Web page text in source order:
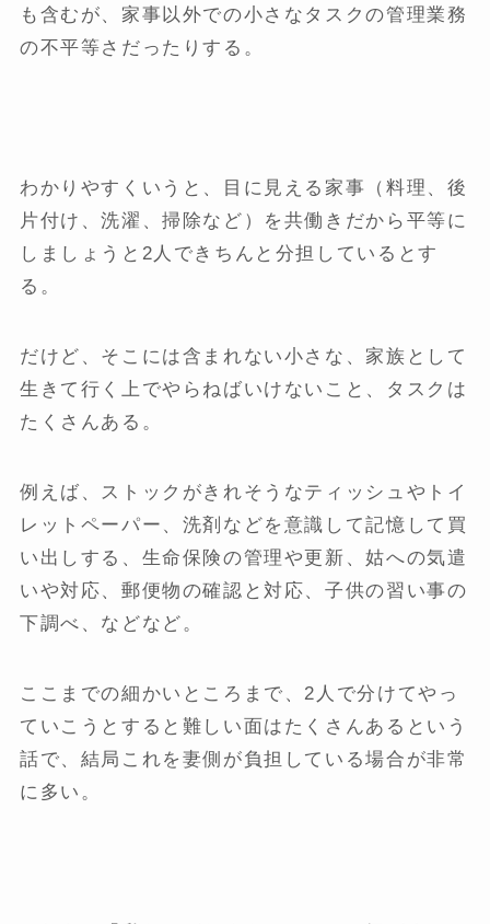
も含むが、家事以外での小さなタスクの管理業務
の不平等さだったりする。
わかりやすくいうと、目に見える家事（料理、後
片付け、洗濯、掃除など）を共働きだから平等に
しましょうと2人できちんと分担しているとす
る。
だけど、そこには含まれない小さな、家族として
生きて行く上でやらねばいけないこと、タスクは
たくさんある。
例えば、ストックがきれそうなティッシュやトイ
レットペーパー、洗剤などを意識して記憶して買
い出しする、生命保険の管理や更新、姑への気遣
いや対応、郵便物の確認と対応、子供の習い事の
下調べ、などなど。
ここまでの細かいところまで、2人で分けてやっ
ていこうとすると難しい面はたくさんあるという
話で、結局これを妻側が負担している場合が非常
に多い。